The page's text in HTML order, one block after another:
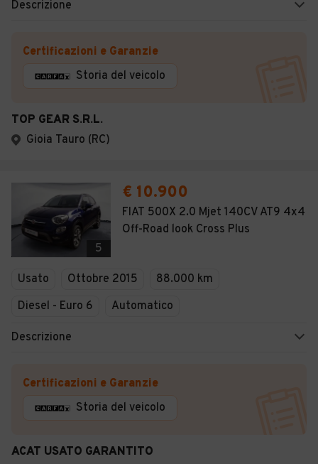
Descrizione
Certificazioni e Garanzie
Storia del veicolo
TOP GEAR S.R.L.
Gioia Tauro (RC)
5
€ 10.900
FIAT 500X 2.0 Mjet 140CV AT9 4x4
Off-Road look Cross Plus
Usato Ottobre 2015
88.000 km
Diesel - Euro 6
Automatico
Descrizione
Certificazioni e Garanzie
Storia del veicolo
ACAT USATO GARANTITO